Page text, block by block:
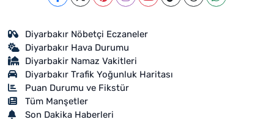
Diyarbakır Nöbetçi Eczaneler
Diyarbakır Hava Durumu
Diyarbakir Namaz Vakitleri
Diyarbakır Trafik Yoğunluk Haritası
Puan Durumu ve Fikstür
Tüm Manşetler
Son Dakika Haberleri